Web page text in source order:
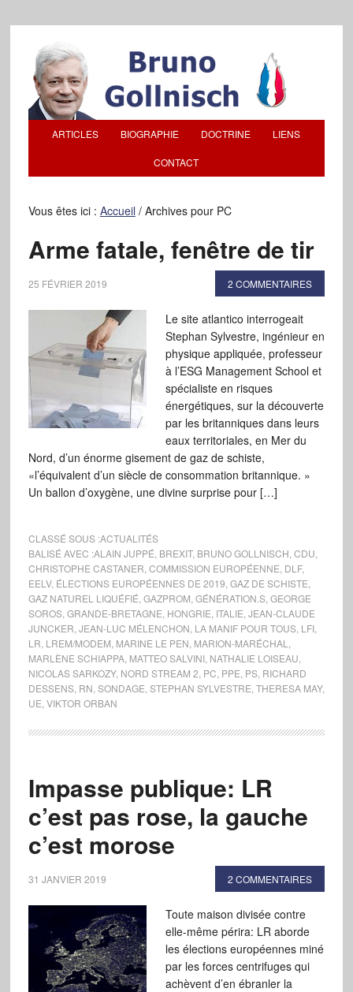
ARTICLES BIOGRAPHIE DOCTRINE LIENS
CONTACT
Vous êtes ici : Accueil /Archives pour PC
Arme fatale, fenêtre de tir
25 FÉVRIER 2019 2 COMMENTAIRES
Le site atlantico interrogeait
Stephan Sylvestre, ingénieur en
physique appliquée, professeur
à l’ESG Management School et
spécialiste en risques
énergétiques, sur la découverte
par les britanniques dans leurs
eaux territoriales, en Mer du
Nord, d’un énorme gisement de gaz de schiste,
«l’équivalent d’un siècle de consommation britannique. »
Un ballon d’oxygène, une divine surprise pour […]
CLASSÉ SOUS :ACTUALITÉS
BALISÉ AVEC :ALAIN JUPPÉ BREXIT, BRUNO GOLLNISCH CDU
CHRISTOPHE CASTANER COMMISSION EUROPÉENNE DLF,
EELV, ÉLECTIONS EUROPÉENNES DE 2019 GAZ DE SCHISTE
GAZ NATUREL LIQUÉFIÉ GAZPROM GÉNÉRATION.S, GEORGE
SOROS, GRANDE-BRETAGNE HONGRIE ITALIE JEAN-CLAUDE
JUNCKER JEAN-LUC MÉLENCHON LA MANIF POUR TOUS, LFI,
LR LREM/MODEM MARINE LE PEN MARION-MARÉCHAL
MARLÈNE SCHIAPPA, MATTEO SALVINI, NATHALIE LOISEAU
NICOLAS SARKOZY, NORD STREAM 2 PC PPE PS, RICHARD
DESSENS, RN SONDAGE STEPHAN SYLVESTRE THERESA MAY,
UE VIKTOR ORBAN
Impasse publique: LR
c’est pas rose, la gauche
c’est morose
31 JANVIER 2019 2 COMMENTAIRES
Toute maison divisée contre
elle-même périra: LR aborde
les élections européennes miné
par les forces centrifuges qui
achèvent d’en ébranler la